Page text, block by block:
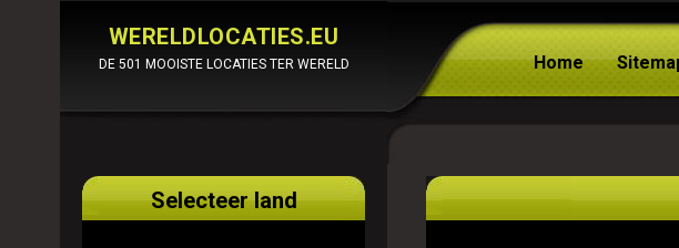
WERELDLOCATIES.EU
DE 501 MOOISTE LOCATIES TER WERELD
Selecteer land
Home